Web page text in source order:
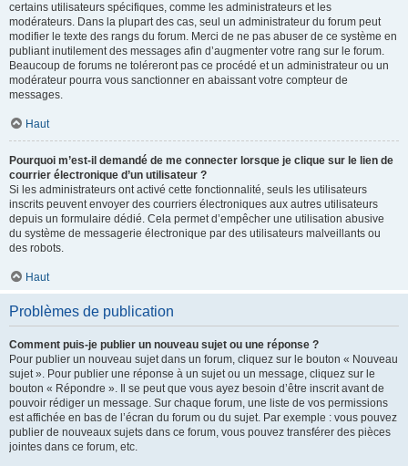
certains utilisateurs spécifiques, comme les administrateurs et les
modérateurs. Dans la plupart des cas, seul un administrateur du forum peut
modifier le texte des rangs du forum. Merci de ne pas abuser de ce système en
publiant inutilement des messages afin d’augmenter votre rang sur le forum.
Beaucoup de forums ne toléreront pas ce procédé et un administrateur ou un
modérateur pourra vous sanctionner en abaissant votre compteur de
messages.
Haut
Pourquoi m’est-il demandé de me connecter lorsque je clique sur le lien de
courrier électronique d’un utilisateur ?
Si les administrateurs ont activé cette fonctionnalité, seuls les utilisateurs
inscrits peuvent envoyer des courriers électroniques aux autres utilisateurs
depuis un formulaire dédié. Cela permet d’empêcher une utilisation abusive
du système de messagerie électronique par des utilisateurs malveillants ou
des robots.
Haut
Problèmes de publication
Comment puis-je publier un nouveau sujet ou une réponse ?
Pour publier un nouveau sujet dans un forum, cliquez sur le bouton « Nouveau
sujet ». Pour publier une réponse à un sujet ou un message, cliquez sur le
bouton « Répondre ». Il se peut que vous ayez besoin d’être inscrit avant de
pouvoir rédiger un message. Sur chaque forum, une liste de vos permissions
est affichée en bas de l’écran du forum ou du sujet. Par exemple : vous pouvez
publier de nouveaux sujets dans ce forum, vous pouvez transférer des pièces
jointes dans ce forum, etc.